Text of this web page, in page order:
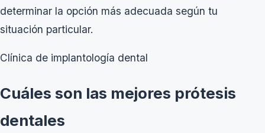
determinar la opción más adecuada según tu
situación particular.
Clínica de implantología dental
Cuáles son las mejores prótesis
dentales